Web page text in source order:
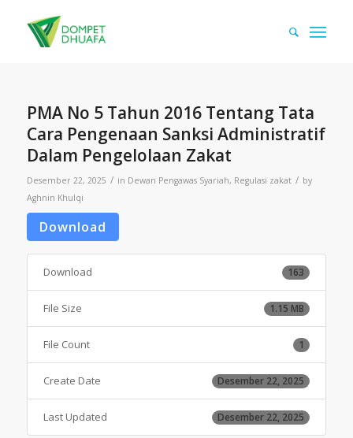
PMA No 5 Tahun 2016 Tentang Tata
Cara Pengenaan Sanksi Administratif
Dalam Pengelolaan Zakat
Desember 22, 2025 / in Dewan Pengawas Syariah, Regulasi zakat / by
Aghnin Khulqi
Download
Download 163
File Size 1.15 MB
File Count 1
Create Date Desember 22, 2025
Last Updated Desember 22, 2025